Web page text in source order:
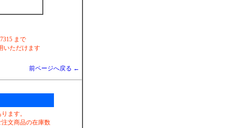
まで
いただけます
前ページへ戻る ←
ます。
文商品の在庫数